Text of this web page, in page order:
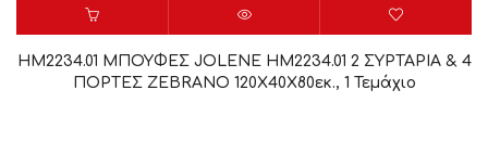
HM2234.01 ΜΠΟΥΦΕΣ JOLENE HM2234.01 2 ΣΥΡΤΑΡΙΑ & 4
ΠΟΡΤΕΣ ZEBRANO 120X40X80εκ., 1 Τεμάχιο